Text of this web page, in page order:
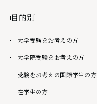
目的別
大学受験をお考えの方
大学院受験をお考えの方
受験をお考えの国際学生の方
在学生の方